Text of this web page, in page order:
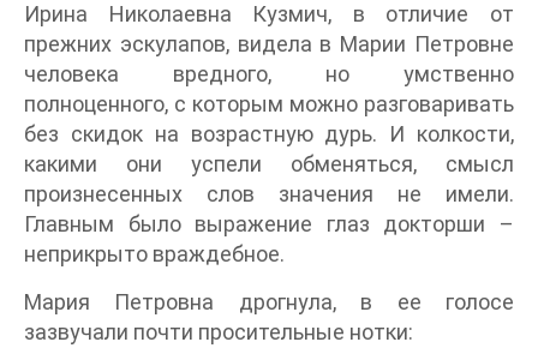
Ирина Николаевна Кузмич, в отличие от
прежних эскулапов, видела в Марии Петровне
человека вредного, но умственно
полноценного, с которым можно разговаривать
без скидок на возрастную дурь. И колкости,
какими они успели обменяться, смысл
произнесенных слов значения не имели.
Главным было выражение глаз докторши –
неприкрыто враждебное.
Мария Петровна дрогнула, в ее голосе
зазвучали почти просительные нотки: